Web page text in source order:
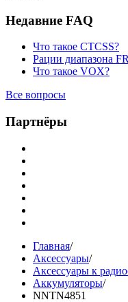
Недавние FAQ
Что такое CTCSS?
Рации диапазона
Что такое VOX?
Все вопросы
Партнёры
Главная/
Аксессуары/
Аксессуары к
Аккумуляторы/
NNTN4851